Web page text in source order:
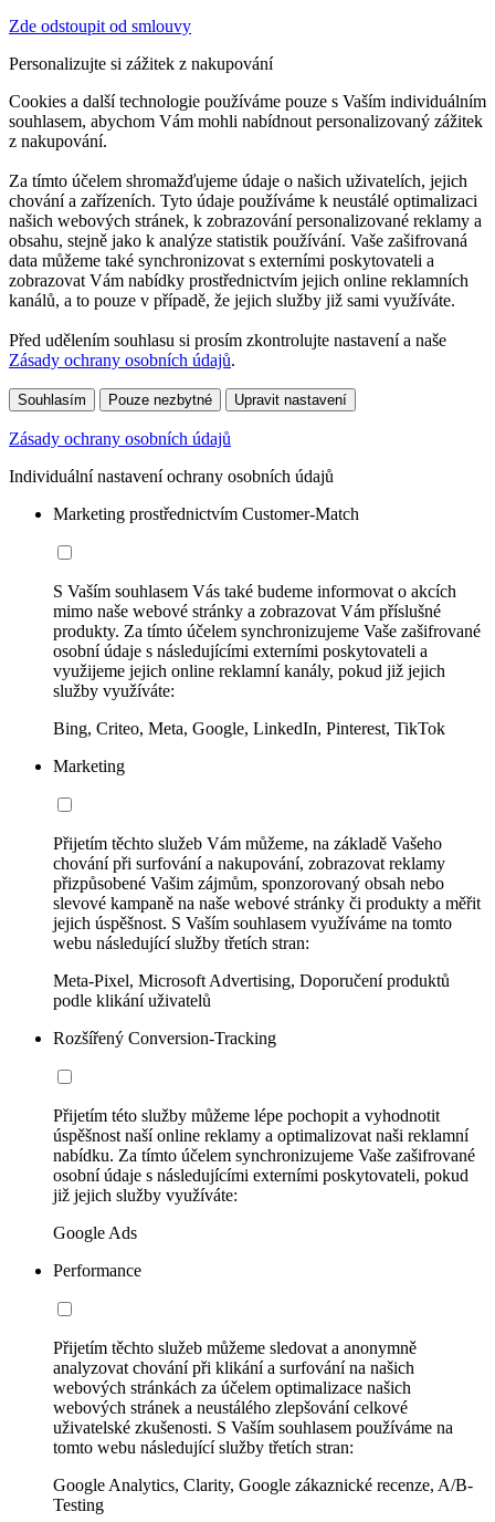
Zde odstoupit od smlouvy
Personalizujte si zážitek z nakupování
Cookies a další technologie používáme pouze s Vaším individuálním
souhlasem, abychom Vám mohli nabídnout personalizovaný zážitek
z nakupování.
Za tímto účelem shromažďujeme údaje o našich uživatelích, jejich
chování a zařízeních. Tyto údaje používáme k neustálé optimalizaci
našich webových stránek, k zobrazování personalizované reklamy a
obsahu, stejně jako k analýze statistik používání. Vaše zašifrovaná
data můžeme také synchronizovat s externími poskytovateli a
zobrazovat Vám nabídky prostřednictvím jejich online reklamních
kanálů, a to pouze v případě, že jejich služby již sami využíváte.
Před udělením souhlasu si prosím zkontrolujte nastavení a naše
Zásady ochrany osobních údajů.
Souhlasím Pouze nezbytné Upravit nastavení
Zásady ochrany osobních údajů
Individuální nastavení ochrany osobních údajů
Marketing prostřednictvím Customer-Match
S Vaším souhlasem Vás také budeme informovat o akcích
mimo naše webové stránky a zobrazovat Vám příslušné
produkty. Za tímto účelem synchronizujeme Vaše zašifrované
osobní údaje s následujícími externími poskytovateli a
využijeme jejich online reklamní kanály, pokud již jejich
služby využíváte:
Bing, Criteo, Meta, Google, LinkedIn, Pinterest, TikTok
Marketing
Přijetím těchto služeb Vám můžeme, na základě Vašeho
chování při surfování a nakupování, zobrazovat reklamy
přizpůsobené Vašim zájmům, sponzorovaný obsah nebo
slevové kampaně na naše webové stránky či produkty a měřit
jejich úspěšnost. S Vaším souhlasem využíváme na tomto
webu následující služby třetích stran:
Meta-Pixel, Microsoft Advertising, Doporučení produktů
podle klikání uživatelů
Rozšířený Conversion-Tracking
Přijetím této služby můžeme lépe pochopit a vyhodnotit
úspěšnost naší online reklamy a optimalizovat naši reklamní
nabídku. Za tímto účelem synchronizujeme Vaše zašifrované
osobní údaje s následujícími externími poskytovateli, pokud
již jejich služby využíváte:
Google Ads
Performance
Přijetím těchto služeb můžeme sledovat a anonymně
analyzovat chování při klikání a surfování na našich
webových stránkách za účelem optimalizace našich
webových stránek a neustálého zlepšování celkové
uživatelské zkušenosti. S Vaším souhlasem používáme na
tomto webu následující služby třetích stran:
Google Analytics, Clarity, Google zákaznické recenze, A/B-
Testing